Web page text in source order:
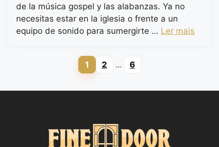
de la música gospel y las alabanzas. Ya no
necesitas estar en la iglesia o frente a un
equipo de sonido para sumergirte … Ler mais
Page
1 Page
2 … Page
6